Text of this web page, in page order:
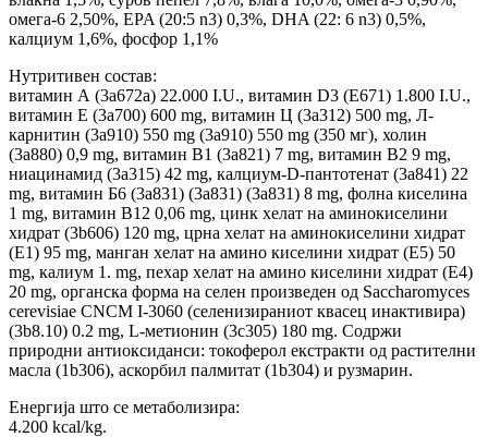
омега-6 2,50%, EPA (20:5 n3) 0,3%, DHA (22: 6 n3) 0,5%,
калциум 1,6%, фосфор 1,1%
Нутритивен состав:
витамин А (3a672a) 22.000 I.U., витамин D3 (E671) 1.800 I.U.,
витамин Е (3a700) 600 mg, витамин Ц (3a312) 500 mg, Л-
карнитин (3a910) 550 mg (3a910) 550 mg (350 мг), холин
(3a880) 0,9 mg, витамин B1 (3a821) 7 mg, витамин B2 9 mg,
ниацинамид (3a315) 42 mg, калциум-D-пантотенат (3a841) 22
mg, витамин Б6 (3a831) (3a831) (3a831) 8 mg, фолна киселина
1 mg, витамин B12 0,06 mg, цинк хелат на аминокиселини
хидрат (3b606) 120 mg, црна хелат на аминокиселини хидрат
(Е1) 95 mg, манган хелат на амино киселини хидрат (E5) 50
mg, калиум 1. mg, пехар хелат на амино киселини хидрат (E4)
20 mg, органска форма на селен произведен од Saccharomyces
cerevisiae CNCM I-3060 (селенизираниот квасец инактивира)
(3b8.10) 0.2 mg, L-метионин (3c305) 180 mg. Содржи
природни антиоксиданси: токоферол екстракти од растителни
масла (1b306), аскорбил палмитат (1b304) и рузмарин.
Енергија што се метаболизира:
4.200 kcal/kg.